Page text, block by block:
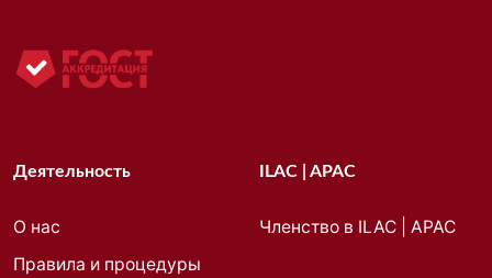
Деятельность
О нас
Правила и процедуры
ILAC | APAC
Членство в ILAC | APAC